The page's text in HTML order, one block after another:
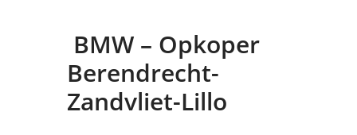
BMW – Opkoper
Berendrecht-
Zandvliet-Lillo